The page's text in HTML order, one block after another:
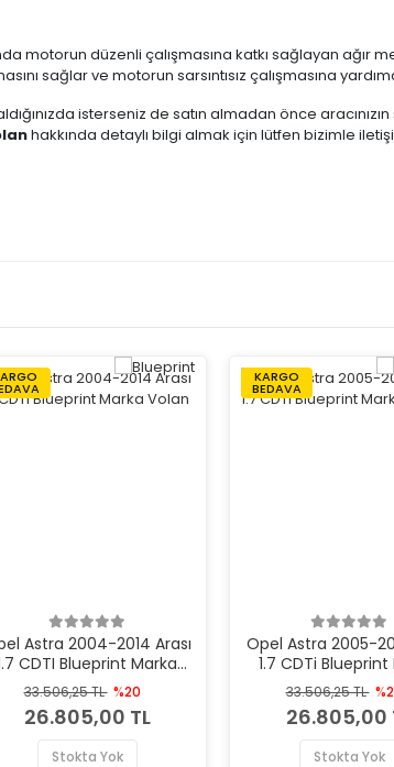
motorun düzenli çalışmasına katkı sağlayan ağır
sağlar ve motorun sarsıntısız çalışmasına
isterseniz de satın almadan önce
hakkında detaylı bilgi almak için lütfen bizimle
Astra 2004-2014 Arası
CDTI Blueprint Marka
Volan
33.506,25 TL %20
26.805,00 TL
Stokta Yok
KARGO
BEDAVA
Opel Astra 2005-
1.7 CDTi Blueprint
Volan
33.506,25 TL
26.805,00
Stokta Yok